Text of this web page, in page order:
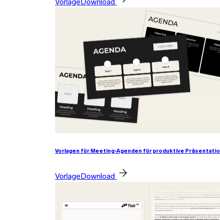
Vorlage Download
Vorlagen für Meeting-Agenden für produktive
Vorlage Download